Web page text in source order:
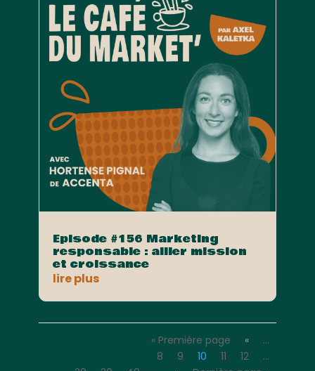
Episode #156 Marketing
responsable : allier mission
et croissance
lire plus
« Première page «
…
8
9 10 11 12
…